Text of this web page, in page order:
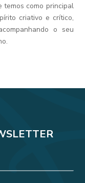
temos como principal
criativo e crítico,
o seu